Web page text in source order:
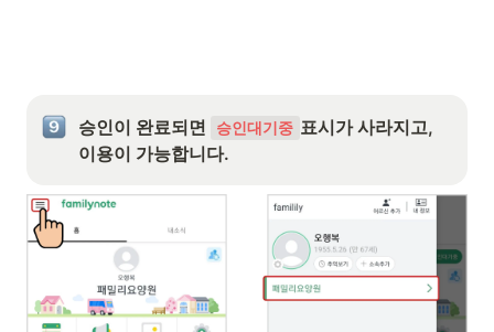
승인이 완료되면 승인대기중 표시가 사라지고,
이용이 가능합니다.